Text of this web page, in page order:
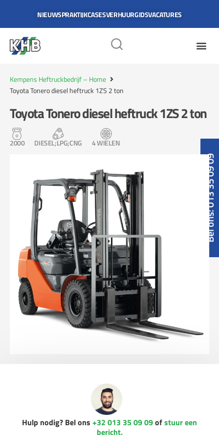
Bel ons: 013 35 09 09
NIEUWSPRAKTIJKCASESVERHUURGIDSVACATURES
Kempens Heftruckbedrijf – Home
Toyota Tonero diesel heftruck 1ZS 2 ton
Toyota Tonero diesel heftruck 1ZS 2 ton
2000 DIESEL;LPG;CNG 4 WIELEN
Hulp nodig? Bel ons +32 013 35 09 09ofstuur een
bericht.